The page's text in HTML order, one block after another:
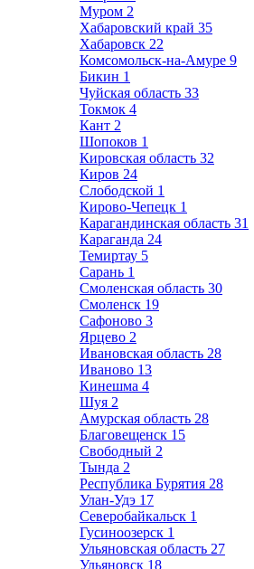
Муром 2
Хабаровский край 35
Хабаровск 22
Комсомольск-на-Амуре 9
Бикин 1
Чуйская область 33
Токмок 4
Кант 2
Шопоков 1
Кировская область 32
Киров 24
Слободской 1
Кирово-Чепецк 1
Карагандинская область 31
Караганда 24
Темиртау 5
Сарань 1
Смоленская область 30
Смоленск 19
Сафоново 3
Ярцево 2
Ивановская область 28
Иваново 13
Кинешма 4
Шуя 2
Амурская область 28
Благовещенск 15
Свободный 2
Тында 2
Республика Бурятия 28
Улан-Удэ 17
Северобайкальск 1
Гусиноозерск 1
Ульяновская область 27
Ульяновск 18